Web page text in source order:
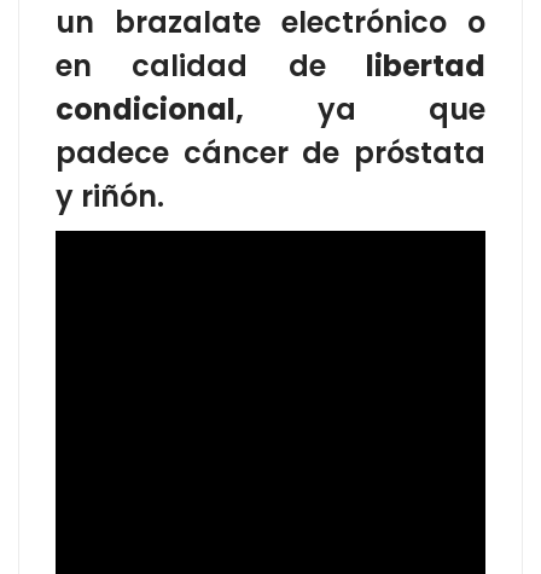
un brazalate electrónico o
en calidad de libertad
condicional, ya que
padece cáncer de próstata
y riñón.